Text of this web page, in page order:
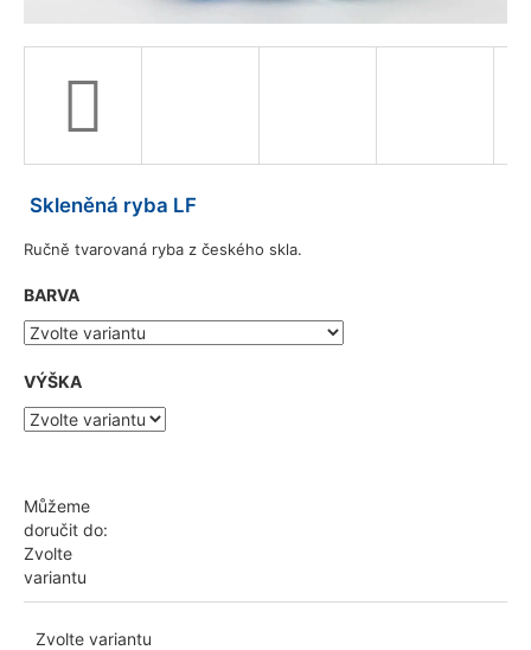
Skleněná ryba LF
Ručně tvarovaná ryba z českého skla.
BARVA
VÝŠKA
Můžeme
doručit do:
Zvolte
variantu
Zvolte variantu
j
o
p
o
u
č
u
j
e
m